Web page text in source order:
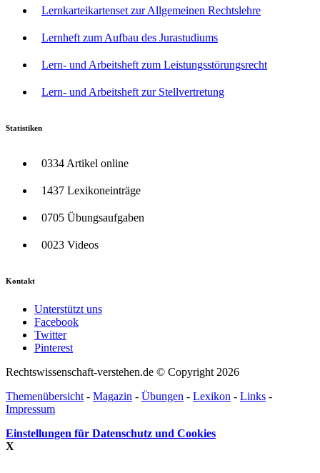
Lernkarteikartenset zur Allgemeinen Rechtslehre
Lernheft zum Aufbau des Jurastudiums
Lern- und Arbeitsheft zum Leistungsstörungsrecht
Lern- und Arbeitsheft zur Stellvertretung
Statistiken
0334 Artikel online
1437 Lexikoneinträge
0705 Übungsaufgaben
0023 Videos
Kontakt
Unterstützt uns
Facebook
Twitter
Pinterest
Rechtswissenschaft-verstehen.de © Copyright 2026
Themenübersicht - Magazin - Übungen - Lexikon - Links -
Impressum
Einstellungen für Datenschutz und Cookies
X